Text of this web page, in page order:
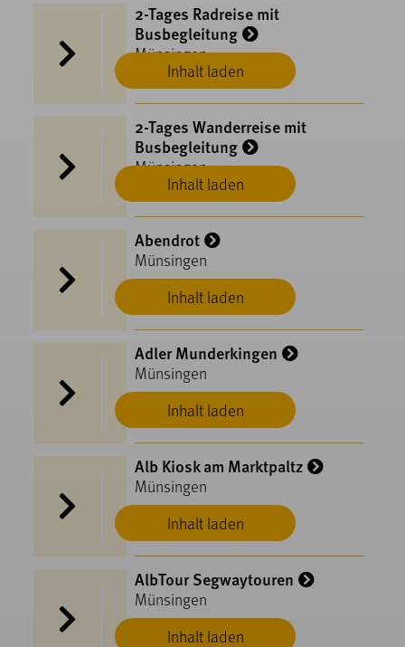
Inhalt laden
2-Tages Radreise mit
Busbegleitung
Münsingen
Inhalt laden
2-Tages Wanderreise mit
Busbegleitung
Münsingen
Inhalt laden
Abendrot
Münsingen
Inhalt laden
Adler Munderkingen
Münsingen
Inhalt laden
Alb Kiosk am Marktpaltz
Münsingen
Inhalt laden
AlbTour Segwaytouren
Münsingen